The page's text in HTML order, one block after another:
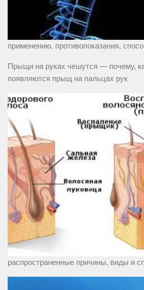
применению, противопоказания,
Прыщи на руках чешутся — почему,
появляются прыщ на пальцах рук
распространенные причины, виды и